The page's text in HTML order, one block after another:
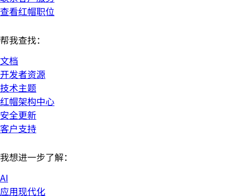
查看红帽职位
帮我查找：
文档
开发者资源
技术主题
红帽架构中心
安全更新
客户支持
我想进一步了解：
AI
应用现代化